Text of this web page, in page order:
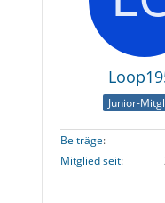
Junior-
Beiträge
Mitglied seit